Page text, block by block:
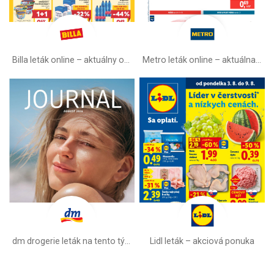
Billa leták online –⁠ aktuálny od stredy Metro leták online –⁠ aktuálna ponuka
Lidl leták –⁠ akciová ponuka